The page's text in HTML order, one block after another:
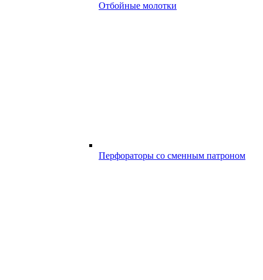
Отбойные молотки
Перфораторы со сменным патроном